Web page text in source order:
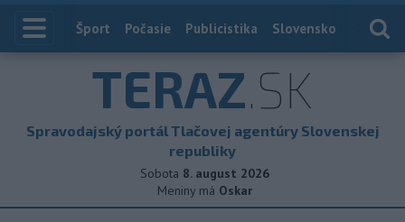
Index
Šport Počasie Publicistika Slovensko
TERAZ.SK
Spravodajský portál Tlačovej agentúry Slovenskej
republiky
Sobota 8. august 2026
Meniny má Oskar